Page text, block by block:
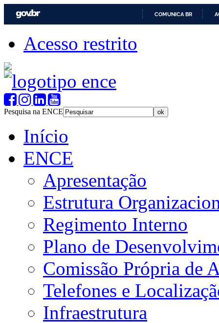
COMUNICA BR
Acesso restrito
Pesquisa na ENCE
Início
ENCE
Apresentação
Estrutura
Regimento Interno
Plano de
Comissão Própria de
Telefones e
Infraestrutura